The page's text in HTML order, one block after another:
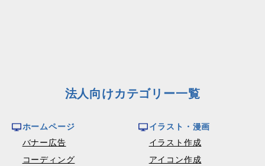
法人向けカテゴリー一覧
ホームページ
バナー広告
コーディング
イラスト・漫画
イラスト作成
アイコン作成